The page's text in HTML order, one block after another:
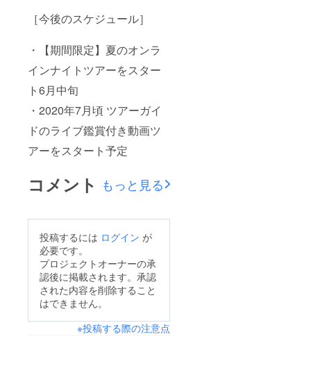
［今後のスケジュール］
・【期間限定】夏のオンラ
インナイトツアーをスター
ト6月中旬
・2020年7月頃 ツアーガイ
ドのライブ鑑賞付き動画ツ
アーをスタート予定
コメント もっと見る
投稿するには ログイン が
必要です。
プロジェクトオーナーの承
認後に掲載されます。承認
された内容を削除すること
はできません。
※投稿する際の注意点